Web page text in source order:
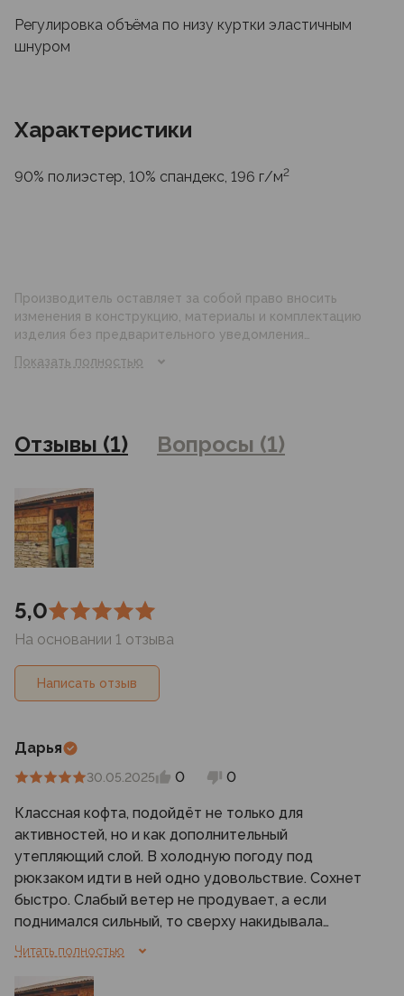
Регулировка объёма по низу куртки эластичным
шнуром
Характеристики
90% полиэстер, 10% спандекс, 196 г/м2
Производитель оставляет за собой право вносить
изменения в конструкцию, материалы и комплектацию
изделия без предварительного уведомления
отличаться от реального цвета товара, что связано с
магазинах
Показать полностью
Отзывы (1) Вопросы (1)
5,0
На основании 1 отзыва
Написать отзыв
Дарья
30.05.2025 0 0
Классная кофта, подойдёт не только для
активностей, но и как дополнительный
утепляющий слой. В холодную погоду под
рюкзаком идти в ней одно удовольствие. Сохнет
быстро. Слабый ветер не продувает, а если
поднимался сильный, то сверху накидывала
мембранку.
кармашки и фурнитура — всё аккуратно сделано и
Читать полностью